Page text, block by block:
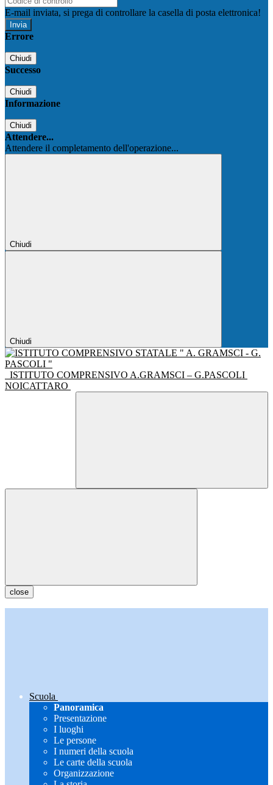
E-mail inviata, si prega di controllare la casella di posta elettronica!
Errore
Chiudi
Successo
Chiudi
Informazione
Chiudi
Attendere...
Attendere il completamento dell'operazione...
Chiudi
Chiudi
ISTITUTO COMPRENSIVO A.GRAMSCI – G.PASCOLI
NOICATTARO
close
Scuola
Panoramica
Presentazione
I luoghi
Le persone
I numeri della scuola
Le carte della scuola
Organizzazione